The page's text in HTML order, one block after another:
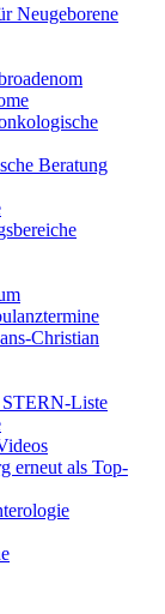
Neugeborene
Beratung
Christian
Liste
erneut als Top-